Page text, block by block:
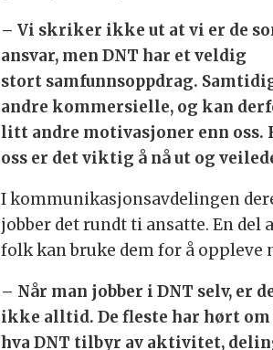
– Vi skriker ikke ut at vi er de
ansvar, men DNT har et veldig
stort samfunnsoppdrag.
andre kommersielle, og kan
litt andre motivasjoner enn oss.
oss er det viktig å nå ut og
I kommunikasjonsavdelingen
jobber det rundt ti ansatte. En del
folk kan bruke dem for å oppleve
– Når man jobber i DNT selv, er
ikke alltid. De fleste har hørt om
hva DNT tilbyr av aktivitet,